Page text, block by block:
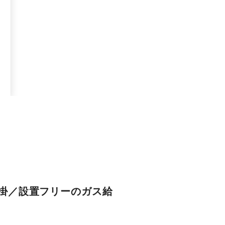
／設置フリーのガス給